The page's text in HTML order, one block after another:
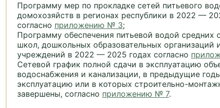
Программу мер по прокладке сетей питьевого
домохозяйств в регионах республики в 2022 —
согласно приложению № 3;
Программу обеспечения питьевой водой средних
школ, дошкольных образовательных организаций
учреждений в 2022 — 2025 годах согласно
Сетевой график полной сдачи в эксплуатацию
водоснабжения и канализации, в предыдущие
эксплуатацию или в которых строительно-
завершены, согласно приложению № 7.